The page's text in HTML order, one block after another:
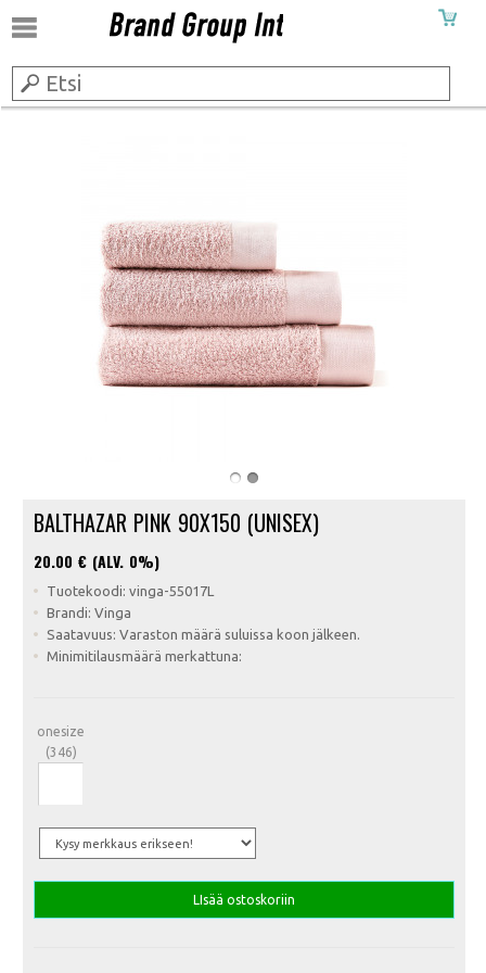
BALTHAZAR PINK 90X150 (UNISEX)
20.00 € (ALV. 0%)
Tuotekoodi: vinga-55017L
Brandi: Vinga
Saatavuus: Varaston määrä suluissa koon jälkeen.
Minimitilausmäärä merkattuna:
onesize
(346)
LIsää ostoskoriin